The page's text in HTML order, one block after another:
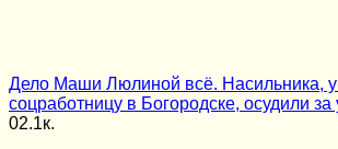
Дело Маши Люлиной всё. Насильника,
соцработницу в Богородске, осудили за
02.1к.